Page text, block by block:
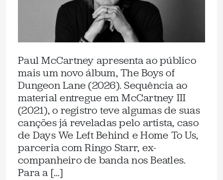
Paul McCartney apresenta ao público
mais um novo álbum, The Boys of
Dungeon Lane (2026). Sequência ao
material entregue em McCartney III
(2021), o registro teve algumas de suas
canções já reveladas pelo artista, caso
de Days We Left Behind e Home To Us,
parceria com Ringo Starr, ex-
companheiro de banda nos Beatles.
Para a […]